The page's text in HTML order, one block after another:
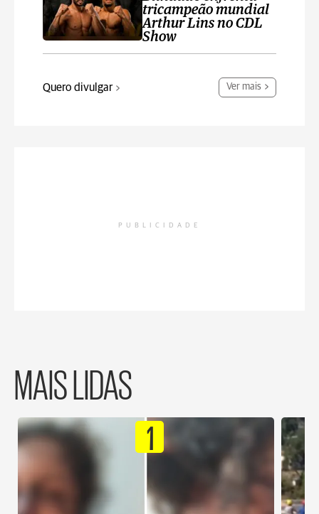
tricampeão mundial
Arthur Lins no CDL
Show
Quero divulgar Ver mais
PUBLICIDADE
MAIS LIDAS
1